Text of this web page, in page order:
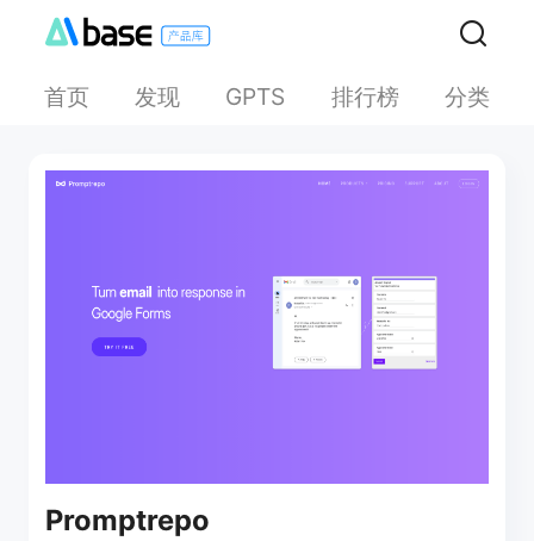
首页 发现 GPTS 排行榜 分类
Promptrepo